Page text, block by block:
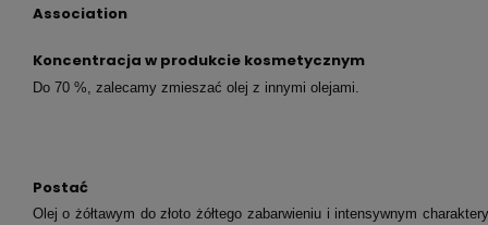
Association
Koncentracja w produkcie kosmetycznym
Do 70 %, zalecamy zmieszać olej z innymi olejami.
Postać
Olej o żółtawym do złoto żółtego zabarwieniu i intensywnym